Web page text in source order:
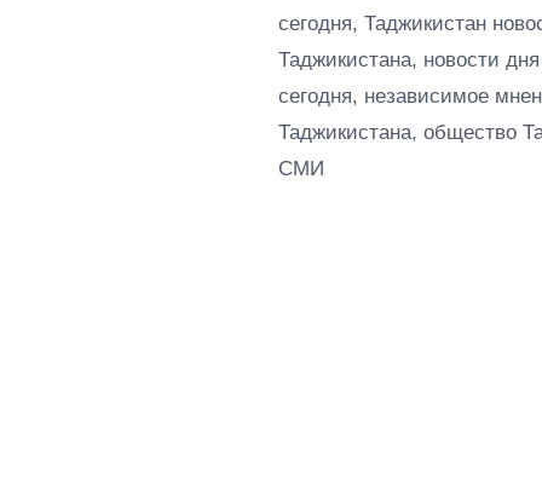
сегодня, Таджикистан
Таджикистана, новости
сегодня, независимое
Таджикистана, общество
СМИ